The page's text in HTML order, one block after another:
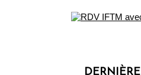
DERNIÈRE